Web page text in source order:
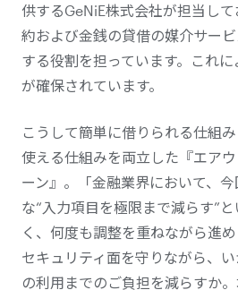
供するGeNiE株式会社が担当し
約および金銭の貸借の媒介サー
する役割を担っています。これ
が確保されています。
こうして簡単に借りられる仕組
使える仕組みを両立した『エア
ーン』。「金融業界において、
な“入力項目を極限まで減らす”
く、何度も調整を重ねながら進
セキュリティ面を守りながら、
の利用までのご負担を減らすか